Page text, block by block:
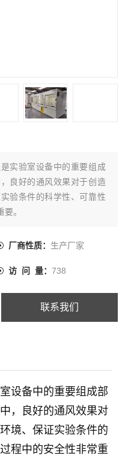
实验室设备中的重要组成
良好的通风效果对于创造
验条件的科学性、可靠性
。
厂商性质： 生产厂家
访 问 量： 738
联系我们
设备中的重要组成部
，良好的通风效果对
境、保证实验条件的
程中的安全性非常重